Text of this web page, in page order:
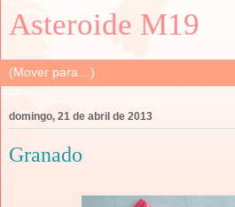
Asteroide M19
domingo, 21 de abril de 2013
Granado